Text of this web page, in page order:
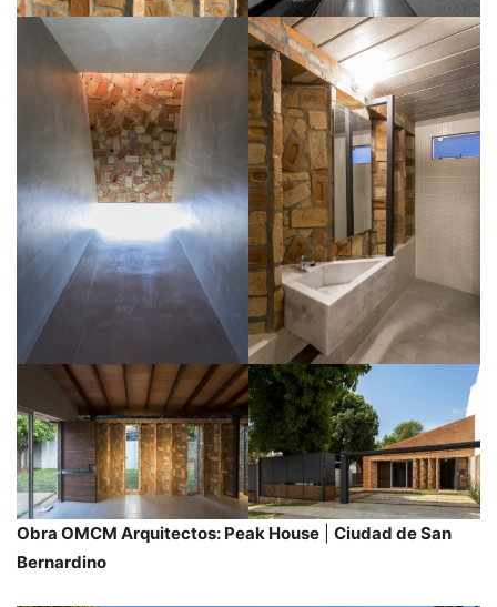
Obra OMCM Arquitectos: Peak House
Ciudad de San
Bernardino